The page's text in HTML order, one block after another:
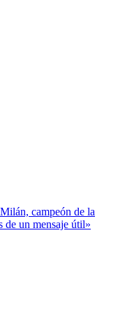
campeón de la
de un mensaje útil»